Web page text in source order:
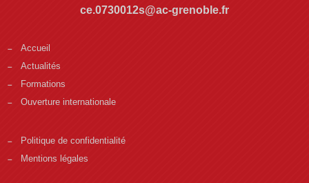
ce.0730012s@ac-grenoble.fr
Accueil
Actualités
Formations
Ouverture internationale
Politique de confidentialité
Mentions légales